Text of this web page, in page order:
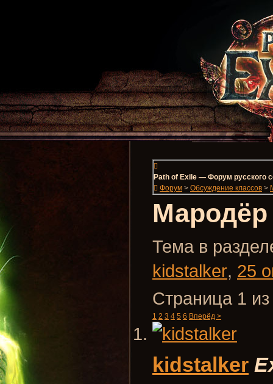
Path of Exile — Форум русского
Форум > Обсуждение классов >
Мародёр
Тема в
kidstalker, 25
Страница 1
1 2 3 4 5 6 Вперёд >
kidstalker